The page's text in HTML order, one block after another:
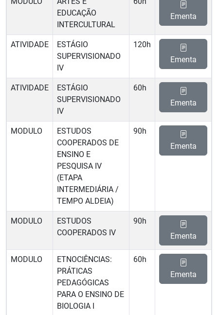
EDUCAÇÃO
INTERCULTURAL
Ementa
ATIVIDADE
ESTÁGIO
SUPERVISIONADO
IV
120h
Ementa
ATIVIDADE
ESTÁGIO
SUPERVISIONADO
IV
60h
Ementa
MODULO
ESTUDOS
COOPERADOS DE
ENSINO E
PESQUISA IV
(ETAPA
INTERMEDIÁRIA /
TEMPO ALDEIA)
90h
Ementa
MODULO
ESTUDOS
COOPERADOS IV
90h
Ementa
MODULO
ETNOCIÊNCIAS:
PRÁTICAS
PEDAGÓGICAS
PARA O ENSINO DE
BIOLOGIA I
60h
Ementa